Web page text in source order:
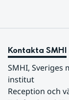
Kontakta SMHI
SMHI, Sveriges
institut
Reception och